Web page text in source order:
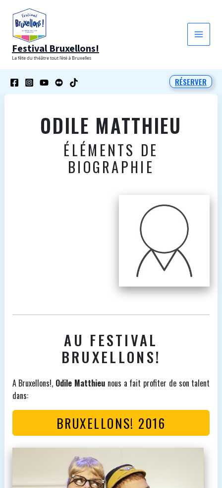
contenu
Festival Bruxellons!
La fête du théâtre tout l'été à Bruxelles
RÉSERVER
ODILE MATTHIEU
ÉLÉMENTS DE
BIOGRAPHIE
AU FESTIVAL
BRUXELLONS!
A Bruxellons!, Odile Matthieunous a fait profiter de son talent
dans:
BRUXELLONS! 2016